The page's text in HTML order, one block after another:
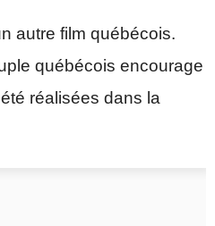
autre film québécois.
québécois encourage
réalisées dans la